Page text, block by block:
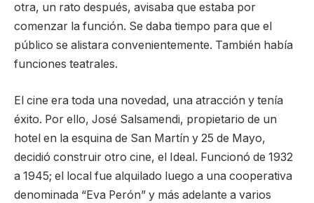
otra, un rato después, avisaba que estaba por
comenzar la función. Se daba tiempo para que el
público se alistara convenientemente. También había
funciones teatrales.
El cine era toda una novedad, una atracción y tenía
éxito. Por ello, José Salsamendi, propietario de un
hotel en la esquina de San Martín y 25 de Mayo,
decidió construir otro cine, el Ideal. Funcionó de 1932
a 1945; el local fue alquilado luego a una cooperativa
denominada “Eva Perón” y más adelante a varios